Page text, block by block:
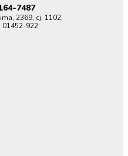
7487
2369, cj. 1102,
01452-922